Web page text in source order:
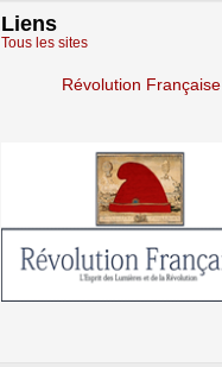
Liens
Tous les sites
Révolution Française